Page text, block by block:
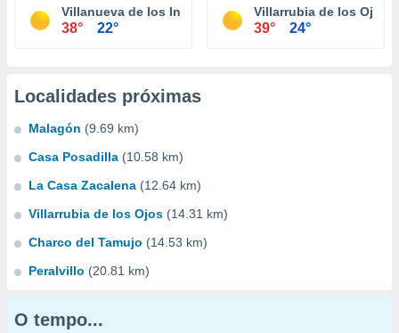
Villanueva de los Infantes
38° 22°
Villarrubia de los Ojos
39° 24°
Localidades próximas
Malagón (9.69 km)
Casa Posadilla (10.58 km)
La Casa Zacalena (12.64 km)
Villarrubia de los Ojos (14.31 km)
Charco del Tamujo (14.53 km)
Peralvillo (20.81 km)
O tempo...